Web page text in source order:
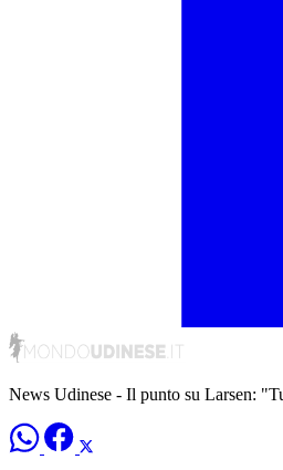
News Udinese - Il punto su Larsen: